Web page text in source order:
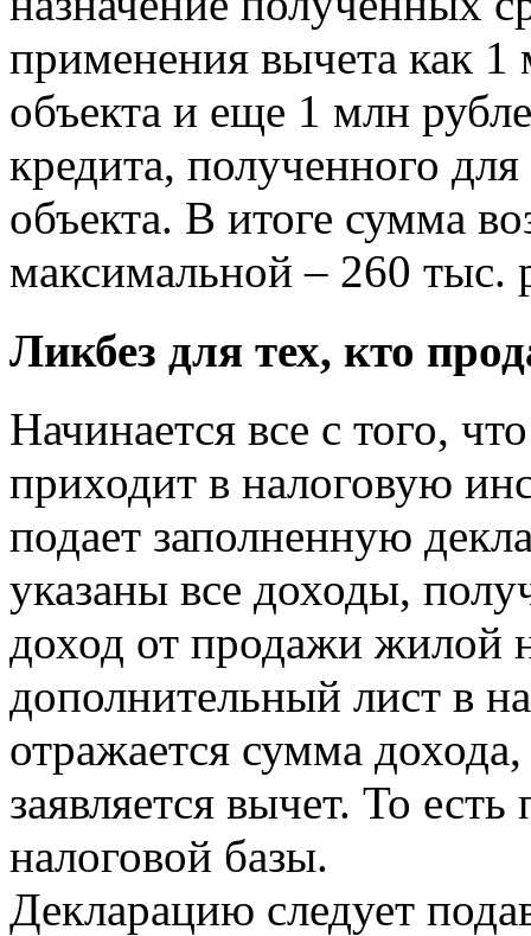
применения вычета как
объекта и еще 1 млн
кредита, полученного
объекта. В итоге сумма
максимальной – 260 тыс.
Ликбез для тех, кто
Начинается все с того,
приходит в налоговую
подает заполненную
указаны все доходы,
доход от продажи жилой
дополнительный лист в
отражается сумма
заявляется вычет. То
налоговой базы.
Декларацию следует